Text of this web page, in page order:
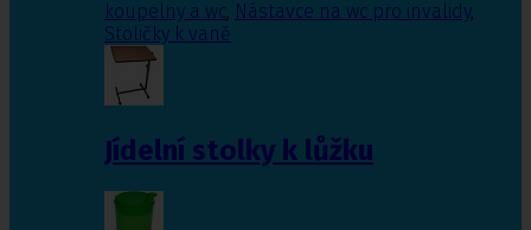
koupelny a wc, Nástavce na wc pro invalidy,
Stoličky k vaně
Jídelní stolky k lůžku